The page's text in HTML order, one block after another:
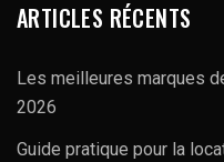
ARTICLES RÉCENTS
Les meilleures marques
2026
Guide pratique pour la